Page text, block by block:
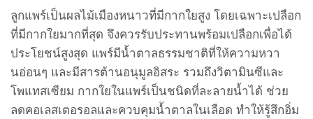
ลูกแพร์เป็นผลไม้เมืองหนาวที่มีกากใยสูง โดยเฉพาะเปลือก
ที่มีกากใยมากที่สุด จึงควรรับประทานพร้อมเปลือกเพื่อได้
ประโยชน์สูงสุด แพร์มีน้ำตาลธรรมชาติที่ให้ความหวา
นอ่อนๆ และมีสารต้านอนุมูลอิสระ รวมถึงวิตามินซีและ
โพแทสเซียม กากใยในแพร์เป็นชนิดที่ละลายน้ำได้ ช่วย
ลดคอเลสเตอรอลและควบคุมน้ำตาลในเลือด ทำให้รู้สึกอิ่ม